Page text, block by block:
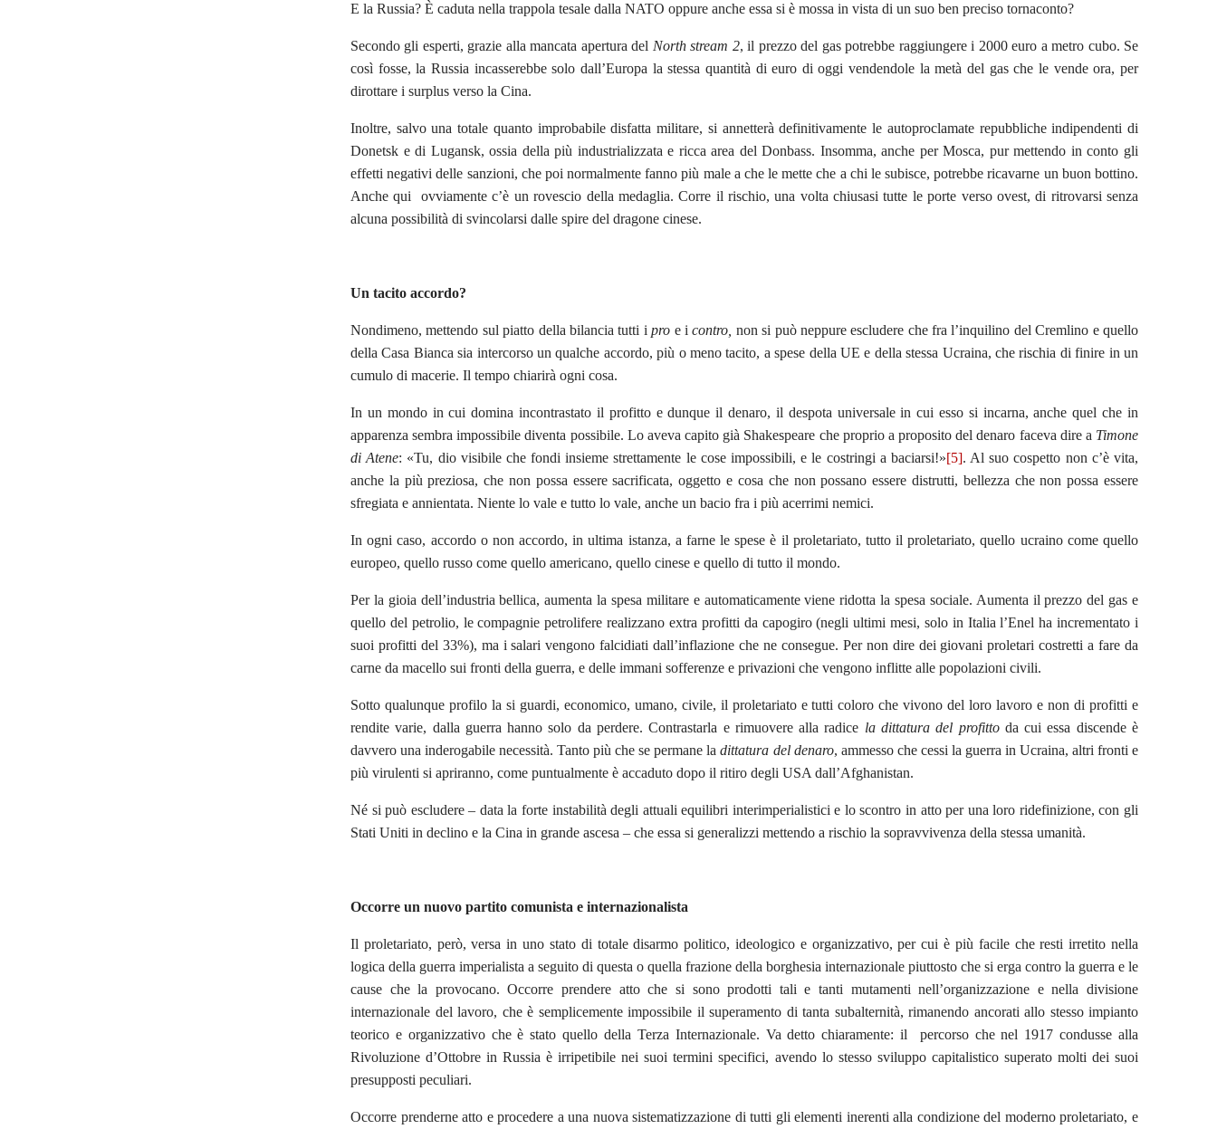
E la Russia? È caduta nella trappola tesale dalla NATO oppure anche essa si è mossa in vista di un suo ben preciso tornaconto?
Secondo gli esperti, grazie alla mancata apertura del North stream 2, il prezzo del gas potrebbe raggiungere i 2000 euro a metro cubo. Se
così fosse, la Russia incasserebbe solo dall’Europa la stessa quantità di euro di oggi vendendole la metà del gas che le vende ora, per
dirottare i surplus verso la Cina.
Inoltre, salvo una totale quanto improbabile disfatta militare, si annetterà definitivamente le autoproclamate repubbliche indipendenti di
Donetsk e di Lugansk, ossia della più industrializzata e ricca area del Donbass. Insomma, anche per Mosca, pur mettendo in conto gli
effetti negativi delle sanzioni, che poi normalmente fanno più male a che le mette che a chi le subisce, potrebbe ricavarne un buon bottino.
Anche qui ovviamente c’è un rovescio della medaglia. Corre il rischio, una volta chiusasi tutte le porte verso ovest, di ritrovarsi senza
alcuna possibilità di svincolarsi dalle spire del dragone cinese.
Un tacito accordo?
Nondimeno, mettendo sul piatto della bilancia tutti ipro e icontro, non si può neppure escludere che fra l’inquilino del Cremlino e quello
della Casa Bianca sia intercorso un qualche accordo, più o meno tacito, a spese della UE e della stessa Ucraina, che rischia di finire in un
cumulo di macerie. Il tempo chiarirà ogni cosa.
In un mondo in cui domina incontrastato il profitto e dunque il denaro, il despota universale in cui esso si incarna, anche quel che in
apparenza sembra impossibile diventa possibile. Lo aveva capito già Shakespeare che proprio a proposito del denaro faceva dire a Timone
di Atene: «Tu, dio visibile che fondi insieme strettamente le cose impossibili, e le costringi a baciarsi!»[5]. Al suo cospetto non c’è vita,
anche la più preziosa, che non possa essere sacrificata, oggetto e cosa che non possano essere distrutti, bellezza che non possa essere
sfregiata e annientata. Niente lo vale e tutto lo vale, anche un bacio fra i più acerrimi nemici.
In ogni caso, accordo o non accordo, in ultima istanza, a farne le spese è il proletariato, tutto il proletariato, quello ucraino come quello
europeo, quello russo come quello americano, quello cinese e quello di tutto il mondo.
Per la gioia dell’industria bellica, aumenta la spesa militare e automaticamente viene ridotta la spesa sociale. Aumenta il prezzo del gas e
quello del petrolio, le compagnie petrolifere realizzano extra profitti da capogiro (negli ultimi mesi, solo in Italia l’Enel ha incrementato i
suoi profitti del 33%), ma i salari vengono falcidiati dall’inflazione che ne consegue. Per non dire dei giovani proletari costretti a fare da
carne da macello sui fronti della guerra, e delle immani sofferenze e privazioni che vengono inflitte alle popolazioni civili.
Sotto qualunque profilo la si guardi, economico, umano, civile, il proletariato e tutti coloro che vivono del loro lavoro e non di profitti e
rendite varie, dalla guerra hanno solo da perdere. Contrastarla e rimuovere alla radice la dittatura del profitto da cui essa discende è
davvero una inderogabile necessità. Tanto più che se permane ladittatura del denaro, ammesso che cessi la guerra in Ucraina, altri fronti e
più virulenti si apriranno, come puntualmente è accaduto dopo il ritiro degli USA dall’Afghanistan.
Né si può escludere – data la forte instabilità degli attuali equilibri interimperialistici e lo scontro in atto per una loro ridefinizione, con gli
Stati Uniti in declino e la Cina in grande ascesa – che essa si generalizzi mettendo a rischio la sopravvivenza della stessa umanità.
Occorre un nuovo partito comunista e internazionalista
Il proletariato, però, versa in uno stato di totale disarmo politico, ideologico e organizzativo, per cui è più facile che resti irretito nella
logica della guerra imperialista a seguito di questa o quella frazione della borghesia internazionale piuttosto che si erga contro la guerra e le
cause che la provocano. Occorre prendere atto che si sono prodotti tali e tanti mutamenti nell’organizzazione e nella divisione
internazionale del lavoro, che è semplicemente impossibile il superamento di tanta subalternità, rimanendo ancorati allo stesso impianto
teorico e organizzativo che è stato quello della Terza Internazionale. Va detto chiaramente: il percorso che nel 1917 condusse alla
Rivoluzione d’Ottobre in Russia è irripetibile nei suoi termini specifici, avendo lo stesso sviluppo capitalistico superato molti dei suoi
presupposti peculiari.
Occorre prenderne atto e procedere a una nuova sistematizzazione di tutti gli elementi inerenti alla condizione del moderno proletariato, e